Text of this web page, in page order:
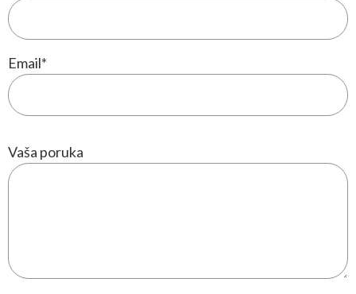
Email*
Vaša poruka